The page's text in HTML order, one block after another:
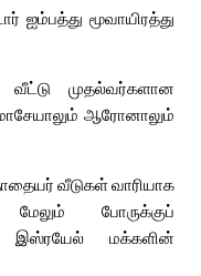
ஐம்பத்து மூவாயிரத்து
முதல்வர்களான
ஆரோனாலும்
வீடுகள் வாரியாக
போருக்குப்
இஸ்ரயேல் மக்களின்